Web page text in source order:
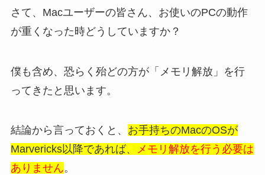
さて、Macユーザーの皆さん、お使いのPCの動作
が重くなった時どうしていますか？
僕も含め、恐らく殆どの方が「メモリ解放」を行
ってきたと思います。
結論から言っておくと、 お手持ちのMacのOSが
Marvericks以降であれば、
メモリ解放を行う必要は
ありません。